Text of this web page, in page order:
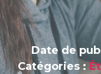
Date de
Catégories :